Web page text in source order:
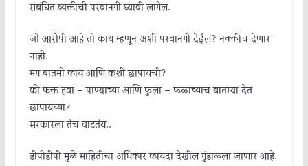
संबंधित व्यक्तीची परवानगी घ्यावी लागेल.
जो आरोपी आहे तो काय म्हणून अशी परवानगी देईल? नक्कीच देणार
नाही.
मग बातमी काय आणि कशी छापायची?
की फक्त हवा – पाण्याच्या आणि फुला – फळांच्याच बातम्या देत
छापायच्या?
सरकारला तेच वाटतंय..
डीपीडीपी मुळे माहितीचा अधिकार कायदा देखील गुंडाळला जाणार आहे.